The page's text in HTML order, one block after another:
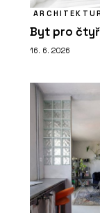
Byt pro
16. 6. 2026